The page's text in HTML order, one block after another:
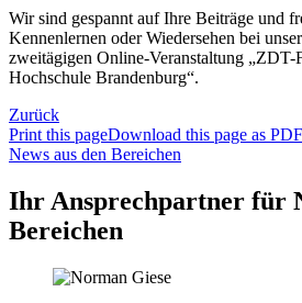
Wir sind gespannt auf Ihre Beiträge und
Kennenlernen oder Wiedersehen bei
zweitägigen Online-Veranstaltung
Hochschule Brandenburg“.
Zurück
Print this pageDownload this page as PDF
News aus den Bereichen
Ihr Ansprechpartner für
Bereichen